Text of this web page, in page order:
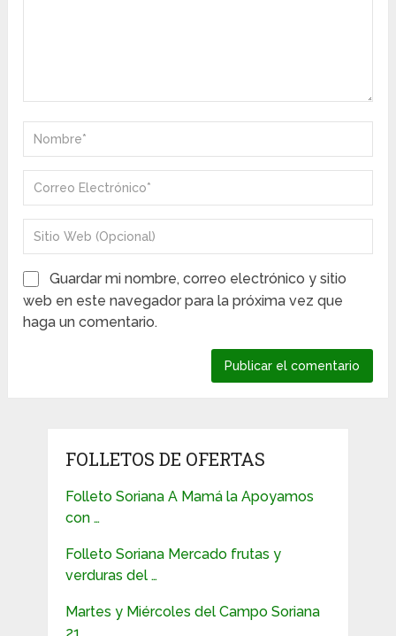
Guardar mi nombre, correo electrónico y sitio
web en este navegador para la próxima vez que
haga un comentario.
FOLLETOS DE OFERTAS
Folleto Soriana A Mamá la Apoyamos
con …
Folleto Soriana Mercado frutas y
verduras del …
Martes y Miércoles del Campo Soriana